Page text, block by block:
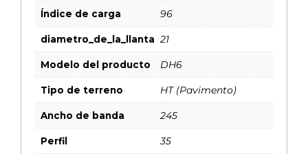
Índice de carga 96
diametro_de_la_llanta 21
Modelo del producto DH6
Tipo de terreno HT (Pavimento)
Ancho de banda 245
Perfil 35